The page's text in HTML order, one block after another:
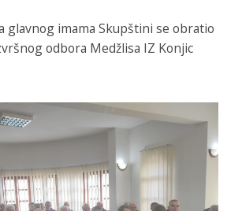
glavnog imama Skupštini se obratio
odbora Medžlisa IZ Konjic